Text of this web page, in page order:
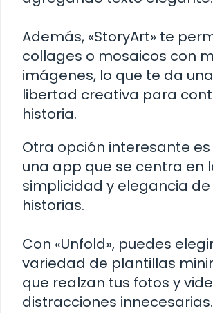
Además, «StoryArt» te
collages o mosaicos con
imágenes, lo que te da
libertad creativa para
historia.
Otra opción interesante es
una app que se centra en
simplicidad y elegancia de
historias.
Con «Unfold», puedes
variedad de plantillas
que realzan tus fotos y
distracciones innecesarias.